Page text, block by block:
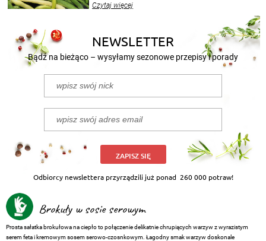
nasze propozycje!
Czytaj więcej
NEWSLETTER
Bądź na bieżąco – wysyłamy sezonowe przepisy i porady
ZAPISZ SIĘ
Odbiorcy newslettera przyrządzili już ponad 260 000 potraw!
Brokuły w sosie serowym
Prosta sałatka brokułowa na ciepło to połączenie delikatnie chrupiących warzyw z wyrazistym
serem feta i kremowym sosem serowo-czosnkowym. Łagodny smak warzyw doskonale